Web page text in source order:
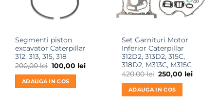
Segmenti piston
excavator Caterpillar
312, 313, 315, 318
200,00lei Prețul
inițial
a
fost:
200,00 lei.
100,00 leiPrețul
ADAUGA IN COS
Set Garnituri Motor
Inferior Caterpillar
312D2, 313D2, 315C,
318D2, M313C, M315C
420,00lei Prețul
inițial
a
fost:
420,00 lei.
250,00 leiPrețul
ADAUGA IN COS